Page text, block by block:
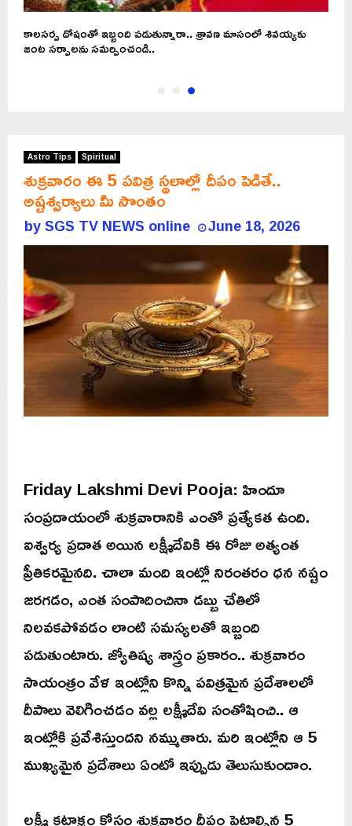
కాలసర్ప దోషంతో ఇబ్బంది పడుతున్నారా.. శ్రావణ మాసంలో శివయ్యకు
జంట సర్పాలను సమర్పించండి..
Astro Tips Spiritual
శుక్రవారం ఈ 5 పవిత్ర స్థలాల్లో దీపం పెడితే..
అష్టశ్వర్యాలు మీ సొంతం
bySGS TV NEWS online June 18, 2026
Friday Lakshmi Devi Pooja: హిందూ
సంప్రదాయంలో శుక్రవారానికి ఎంతో ప్రత్యేకత ఉంది.
ఐశ్వర్య ప్రదాత అయిన లక్ష్మీదేవికి ఈ రోజు అత్యంత
ప్రీతికరమైనది. చాలా మంది ఇంట్లో నిరంతరం ధన నష్టం
జరగడం, ఎంత సంపాదించినా డబ్బు చేతిలో
నిలవకపోవడం లాంటి సమస్యలతో ఇబ్బంది
పడుతుంటారు. జ్యోతిష్య శాస్త్రం ప్రకారం.. శుక్రవారం
సాయంత్రం వేళ ఇంట్లోని కొన్ని పవిత్రమైన ప్రదేశాలలో
దీపాలు వెలిగించడం వల్ల లక్ష్మీదేవి సంతోషించి.. ఆ
ఇంట్లోకి ప్రవేశిస్తుందని నమ్ముతారు. మరి ఇంట్లోని ఆ 5
ముఖ్యమైన ప్రదేశాలు ఏంటో ఇప్పుడు తెలుసుకుందాం.
లక్ష్మీ కటాక్షం కోసం శుక్రవారం దీపం పెట్టాల్సిన 5